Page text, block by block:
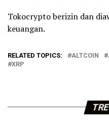
Tokocrypto berizin dan
keuangan.
RELATED TOPICS: ALTCOIN
XRP